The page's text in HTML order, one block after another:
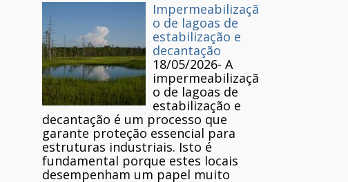
Impermeabilizaçã
o de lagoas de
estabilização e
decantação
18/05/2026- A
impermeabilizaçã
o de lagoas de
estabilização e
decantação é um processo que
garante proteção essencial para
estruturas industriais. Isto é
fundamental porque estes locais
desempenham um papel muito